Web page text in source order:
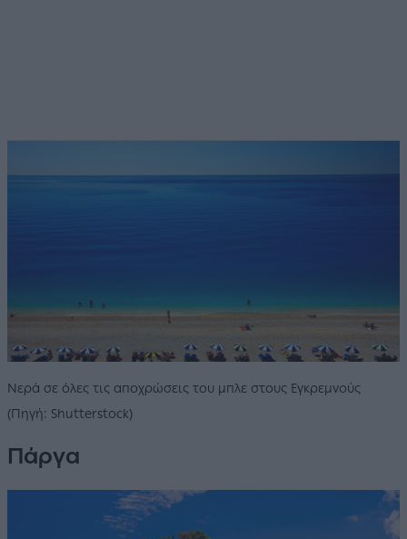
Νερά σε όλες τις αποχρώσεις του μπλε στους Εγκρεμνούς
(Πηγή: Shutterstock)
Πάργα